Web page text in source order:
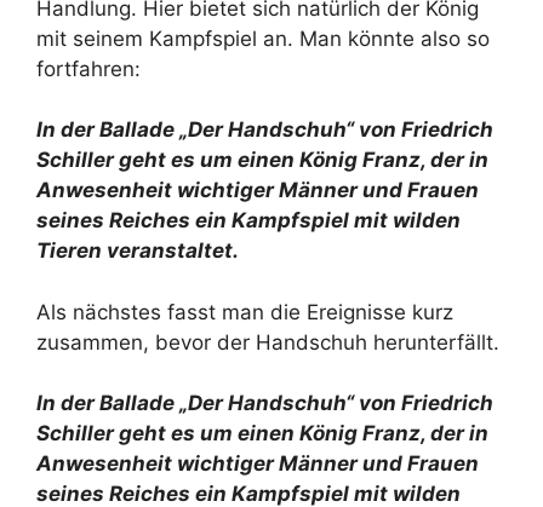
Handlung. Hier bietet sich natürlich der König
mit seinem Kampfspiel an. Man könnte also so
fortfahren:
In der Ballade „Der Handschuh“ von Friedrich
Schiller geht es um einen König Franz, der in
Anwesenheit wichtiger Männer und Frauen
seines Reiches ein Kampfspiel mit wilden
Tieren veranstaltet.
Als nächstes fasst man die Ereignisse kurz
zusammen, bevor der Handschuh herunterfällt.
In der Ballade „Der Handschuh“ von Friedrich
Schiller geht es um einen König Franz, der in
Anwesenheit wichtiger Männer und Frauen
seines Reiches ein Kampfspiel mit wilden